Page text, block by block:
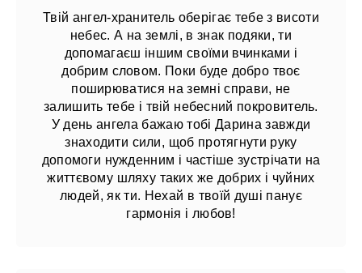
Твій ангел-хранитель оберігає тебе з висоти
небес. А на землі, в знак подяки, ти
допомагаєш іншим своїми вчинками і
добрим словом. Поки буде добро твоє
поширюватися на земні справи, не
залишить тебе і твій небесний покровитель.
У день ангела бажаю тобі Дарина завжди
знаходити сили, щоб протягнути руку
допомоги нужденним і частіше зустрічати на
життєвому шляху таких же добрих і чуйних
людей, як ти. Нехай в твоїй душі панує
гармонія і любов!